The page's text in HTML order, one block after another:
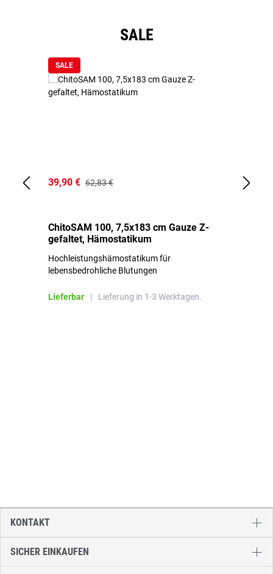
SALE
SALE
39,90 € 62,83 €
ChitoSAM 100, 7,5x183 cm Gauze Z-
gefaltet, Hämostatikum
Hochleistungshämostatikum für
lebensbedrohliche Blutungen
Lieferbar | Lieferung in 1-3 Werktagen.
SICHER EINKAUFEN
KONTAKT